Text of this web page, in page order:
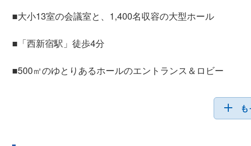
■大小13室の会議室と、1,400名収容の大型ホール
■「西新宿駅」徒歩4分
■500㎡のゆとりあるホールのエントランス＆ロビー
ビジネスを成功の導く舞台に。会議・カンファレンス・